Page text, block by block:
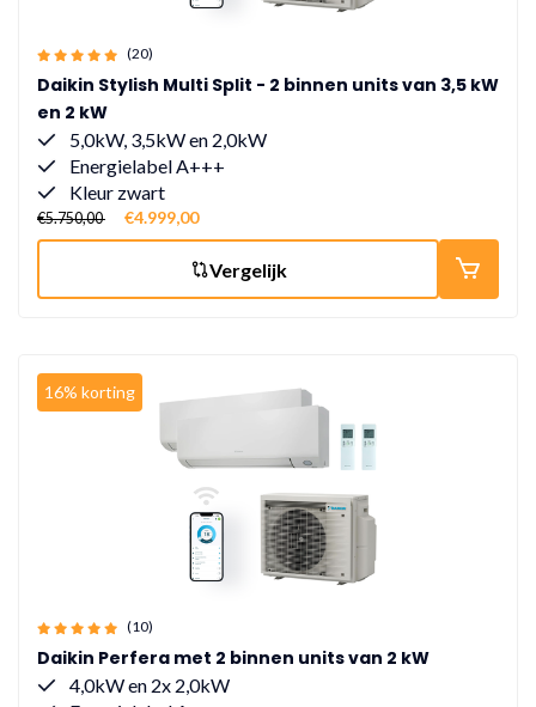
(20)
Daikin Stylish Multi Split - 2 binnen units van 3,5 kW
en 2 kW
5,0kW, 3,5kW en 2,0kW
Energielabel A+++
Kleur zwart
€5.750,00 €4.999,00
Vergelijk
16% korting
(10)
Daikin Perfera met 2 binnen units van 2 kW
4,0kW en 2x 2,0kW